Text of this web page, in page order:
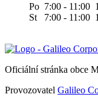
Po 7:00 - 11:00
St 7:00 - 11:00
Oficiální stránka obce
Provozovatel Galileo